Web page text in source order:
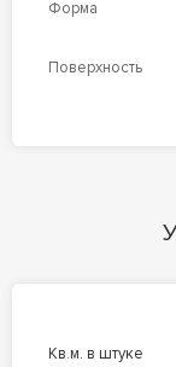
Форма
Поверхность
кв.м. в штуке